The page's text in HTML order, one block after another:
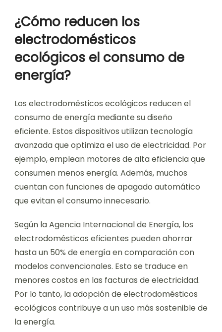
¿Cómo reducen los
electrodomésticos
ecológicos el consumo de
energía?
Los electrodomésticos ecológicos reducen el
consumo de energía mediante su diseño
eficiente. Estos dispositivos utilizan tecnología
avanzada que optimiza el uso de electricidad. Por
ejemplo, emplean motores de alta eficiencia que
consumen menos energía. Además, muchos
cuentan con funciones de apagado automático
que evitan el consumo innecesario.
Según la Agencia Internacional de Energía, los
electrodomésticos eficientes pueden ahorrar
hasta un 50% de energía en comparación con
modelos convencionales. Esto se traduce en
menores costos en las facturas de electricidad.
Por lo tanto, la adopción de electrodomésticos
ecológicos contribuye a un uso más sostenible de
la energía.